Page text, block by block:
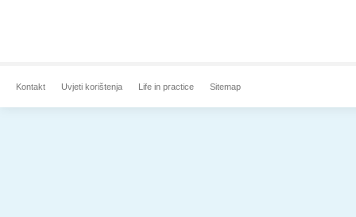
Kontakt Uvjeti korištenja Life in practice Sitemap